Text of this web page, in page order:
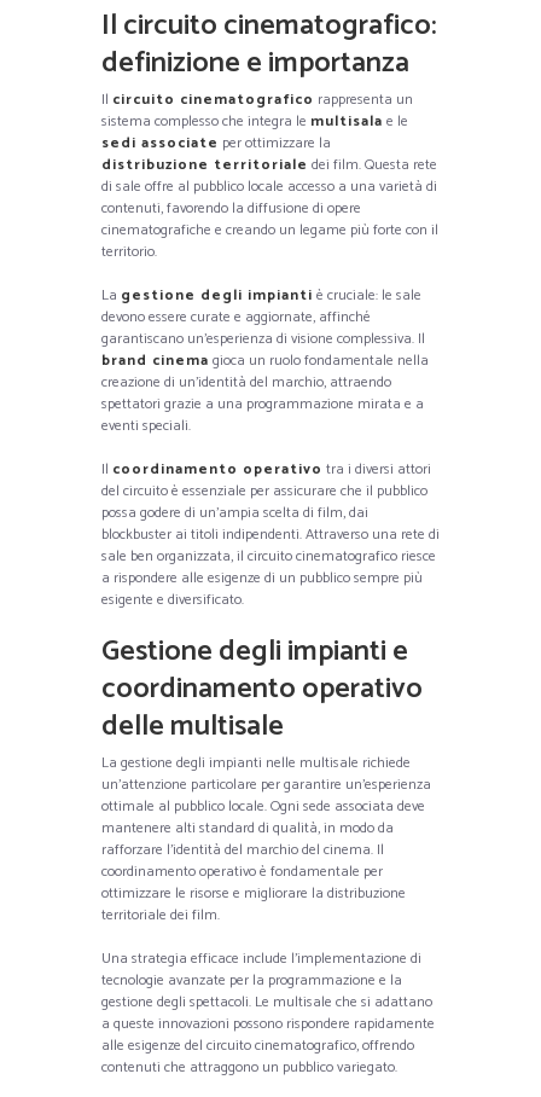
Il circuito cinematografico:
definizione e importanza
Il circuito cinematografico rappresenta un
sistema complesso che integra le multisala e le
sedi associate per ottimizzare la
distribuzione territoriale dei film. Questa rete
di sale offre al pubblico locale accesso a una varietà di
contenuti, favorendo la diffusione di opere
cinematografiche e creando un legame più forte con il
territorio.
La gestione degli impianti è cruciale: le sale
devono essere curate e aggiornate, affinché
garantiscano un’esperienza di visione complessiva. Il
brand cinema gioca un ruolo fondamentale nella
creazione di un’identità del marchio, attraendo
spettatori grazie a una programmazione mirata e a
eventi speciali.
Il coordinamento operativo tra i diversi attori
del circuito è essenziale per assicurare che il pubblico
possa godere di un’ampia scelta di film, dai
blockbuster ai titoli indipendenti. Attraverso una rete di
sale ben organizzata, il circuito cinematografico riesce
a rispondere alle esigenze di un pubblico sempre più
esigente e diversificato.
Gestione degli impianti e
coordinamento operativo
delle multisale
La gestione degli impianti nelle multisale richiede
un’attenzione particolare per garantire un’esperienza
ottimale al pubblico locale. Ogni sede associata deve
mantenere alti standard di qualità, in modo da
rafforzare l’identità del marchio del cinema. Il
coordinamento operativo è fondamentale per
ottimizzare le risorse e migliorare la distribuzione
territoriale dei film.
Una strategia efficace include l’implementazione di
tecnologie avanzate per la programmazione e la
gestione degli spettacoli. Le multisale che si adattano
a queste innovazioni possono rispondere rapidamente
alle esigenze del circuito cinematografico, offrendo
contenuti che attraggono un pubblico variegato.